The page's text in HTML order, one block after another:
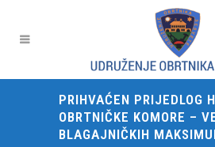
PRIHVAĆEN PRIJEDLOG
OBRTNIČKE KOMORE –
BLAGAJNIČKIH